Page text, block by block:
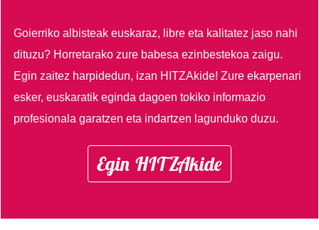
Goierriko albisteak euskaraz, libre eta kalitatez jaso nahi
dituzu? Horretarako zure babesa ezinbestekoa zaigu.
Egin zaitez harpidedun, izan HITZAkide!Zure ekarpenari
esker, euskaratik eginda dagoen tokiko informazio
profesionala garatzen eta indartzen lagunduko duzu.
Egin HITZAkide